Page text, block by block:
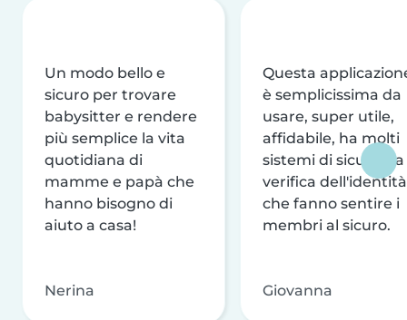
Un modo bello e
sicuro per trovare
babysitter e rendere
più semplice la vita
quotidiana di
mamme e papà che
hanno bisogno di
aiuto a casa!
Nerina
Questa
è semplicissima da
usare, super utile,
affidabile, ha molti
sistemi di sicurezza
verifica dell'identità
che fanno sentire i
membri al sicuro.
Giovanna